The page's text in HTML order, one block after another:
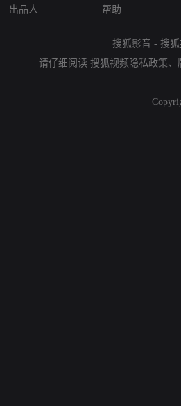
出品人
帮助
搜狐影音 - 搜
请仔细阅读 搜狐视频隐私政策、